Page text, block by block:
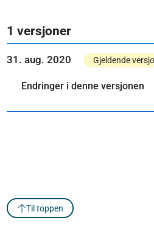
1 versjoner
31. aug. 2020 Gjeldende
Endringer i denne versjonen
Til toppen